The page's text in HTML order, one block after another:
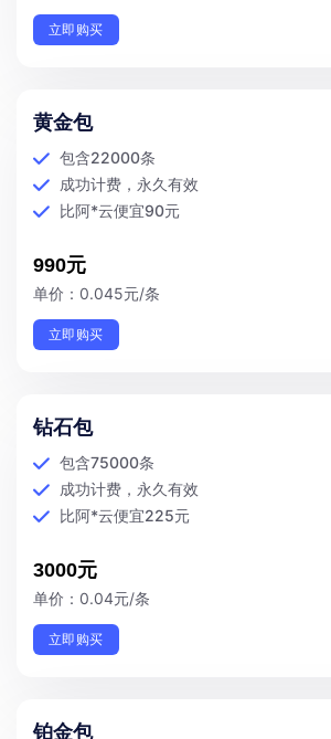
立即购买
黄金包
包含22000条
成功计费，永久有效
比阿*云便宜90元
990元
单价：0.045元/条
立即购买
钻石包
包含75000条
成功计费，永久有效
比阿*云便宜225元
3000元
单价：0.04元/条
立即购买
铂金包